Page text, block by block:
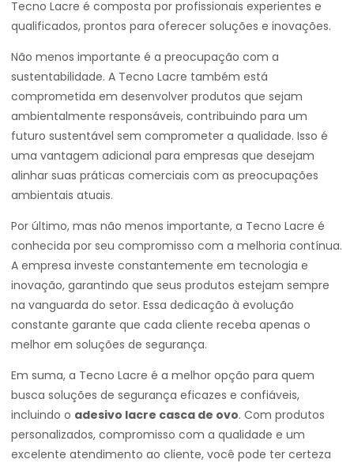
Tecno Lacre é composta por profissionais experientes e
qualificados, prontos para oferecer soluções e inovações.
Não menos importante é a preocupação com a
sustentabilidade. A Tecno Lacre também está
comprometida em desenvolver produtos que sejam
ambientalmente responsáveis, contribuindo para um
futuro sustentável sem comprometer a qualidade. Isso é
uma vantagem adicional para empresas que desejam
alinhar suas práticas comerciais com as preocupações
ambientais atuais.
Por último, mas não menos importante, a Tecno Lacre é
conhecida por seu compromisso com a melhoria contínua.
A empresa investe constantemente em tecnologia e
inovação, garantindo que seus produtos estejam sempre
na vanguarda do setor. Essa dedicação à evolução
constante garante que cada cliente receba apenas o
melhor em soluções de segurança.
Em suma, a Tecno Lacre é a melhor opção para quem
busca soluções de segurança eficazes e confiáveis,
incluindo o adesivo lacre casca de ovo. Com produtos
personalizados, compromisso com a qualidade e um
excelente atendimento ao cliente, você pode ter certeza